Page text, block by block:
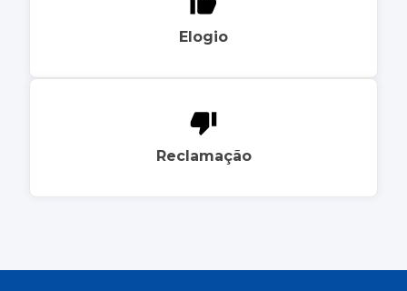
Elogio
Reclamação